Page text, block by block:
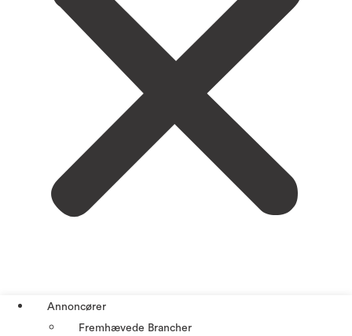
Annoncører
Fremhævede Brancher